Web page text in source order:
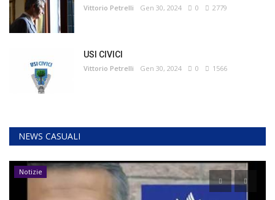
Vittorio Petrelli Gen 30, 2024 0 2779
USI CIVICI
Vittorio Petrelli Gen 30, 2024 0 1566
NEWS CASUALI
Notizie